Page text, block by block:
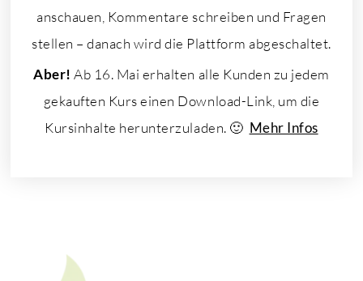
anschauen, Kommentare schreiben und Fragen
stellen – danach wird die Plattform abgeschaltet.
Aber! Ab 16. Mai erhalten alle Kunden zu jedem
gekauften Kurs einen Download-Link, um die
Kursinhalte herunterzuladen. 🙂 Mehr Infos